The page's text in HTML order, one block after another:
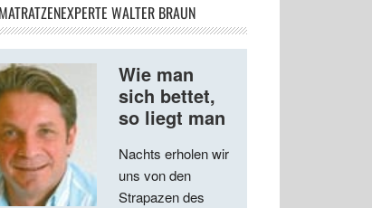
MATRATZENEXPERTE WALTER BRAUN
Wie man
sich bettet,
so liegt man
Nachts erholen wir
uns von den
Strapazen des